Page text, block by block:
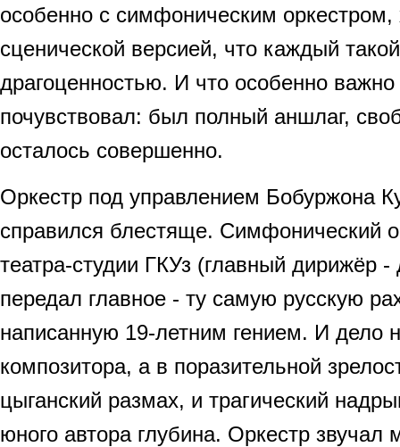
особенно с симфоническим
сценической версией, что каждый
драгоценностью. И что особенно важно
почувствовал: был полный аншлаг,
осталось совершенно.
Оркестр под управлением Бобуржона
справился блестяще. Симфонический
театра-студии ГКУз (главный дирижёр
передал главное - ту самую русскую
написанную 19-летним гением. И дело
композитора, а в поразительной
цыганский размах, и трагический
юного автора глубина. Оркестр